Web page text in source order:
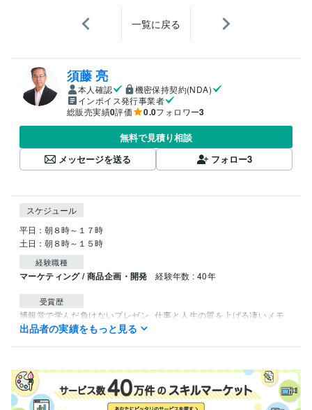
一覧に戻る
須藤 亮
本人確認
機密保持契約(NDA)
インボイス発行事業者
総販売実績0評価 0.0フォロワー3
無料で見積り相談
メッセージを送る
フォロー3
スケジュール
平日：朝８時～１７時
土日：朝８時～１５時
経験職種
マーケティング / 商品企画・開発 経験年数 : 40年
受賞歴
博報堂で学んだ負けないプレゼン 仕事と人生の質を上げる凄いメモ
術 スマホメモ トッププレゼンターが教える企画書とプレゼン実践講
得意分野
ビジネス代行・事務代行 企画、企画書、プレゼン指導
マーケティン
グ、事業開発、ブランディング
出品者の実績をもっと見る